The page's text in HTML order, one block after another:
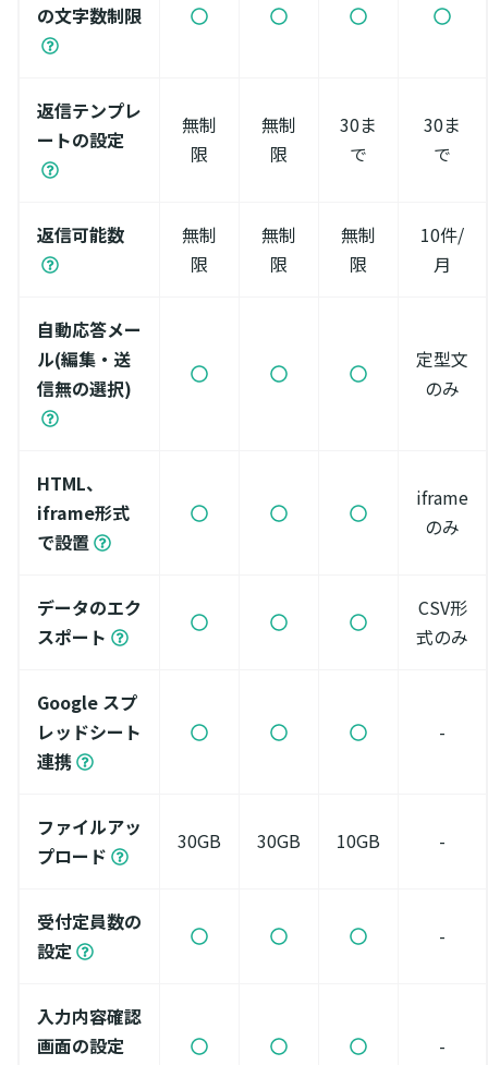
の文字数制限
返信テンプレ
ートの設定
無制
限
無制
限
30ま
で
30ま
で
返信可能数
無制
限
無制
限
無制
限
10件/
月
自動応答メー
ル(編集・送
信無の選択)
定型文
のみ
HTML、
iframe形式
で設置
iframe
のみ
データのエク
スポート
CSV形
式のみ
Google スプ
レッドシート
連携
-
ファイルアッ
プロード
30GB 30GB 10GB -
受付定員数の
設定
-
入力内容確認
画面の設定
-